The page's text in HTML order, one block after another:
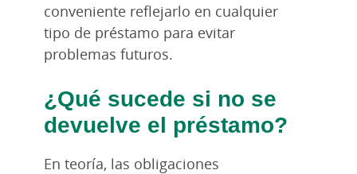
conveniente reflejarlo en cualquier
tipo de préstamo para evitar
problemas futuros.
¿Qué sucede si no se
devuelve el préstamo?
En teoría, las obligaciones